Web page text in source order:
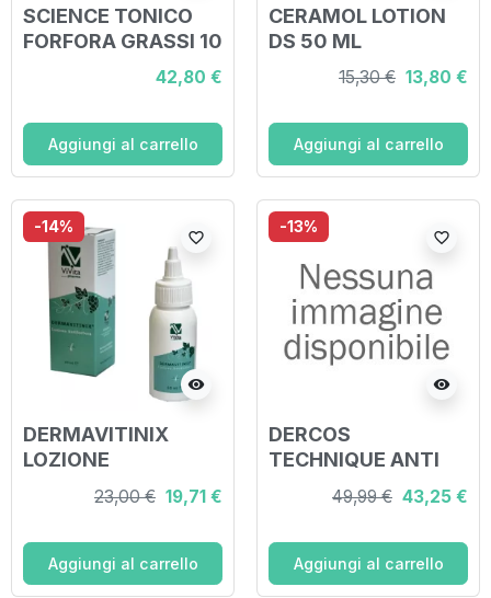
SCIENCE TONICO
FORFORA GRASSI 10
42,80 €
Aggiungi al carrello
CERAMOL LOTION
DS 50 ML
15,30 € 13,80 €
Aggiungi al carrello
-14%
visibility
favorite_border
DERMAVITINIX
LOZIONE
ANTIFORFORA 50
23,00 € 19,71 €
Aggiungi al carrello
-13%
visibility
favorite_border
DERCOS
TECHNIQUE ANTI
DANDRUFF SERUM
49,99 € 43,25 €
Aggiungi al carrello